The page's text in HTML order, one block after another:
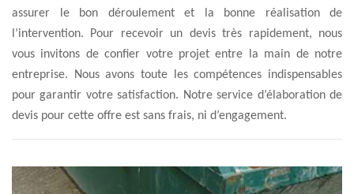
assurer le bon déroulement et la bonne réalisation de
l’intervention. Pour recevoir un devis très rapidement, nous
vous invitons de confier votre projet entre la main de notre
entreprise. Nous avons toute les compétences indispensables
pour garantir votre satisfaction. Notre service d’élaboration de
devis pour cette offre est sans frais, ni d’engagement.